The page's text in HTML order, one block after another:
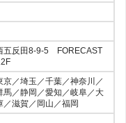
五反田8-9-5 FORECAST
京／埼玉／千葉／神奈川／
馬／静岡／愛知／岐阜／大
／滋賀／岡山／福岡